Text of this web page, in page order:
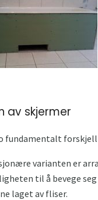
av skjermer
fundamentalt
varianten er
til å bevege
laget av fliser.